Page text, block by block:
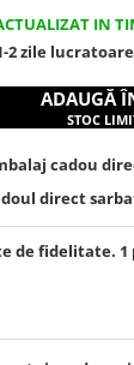
IN
2 zile lucratoare
ADAUGĂ
STOC
cadou
direct
de fidelitate. 1